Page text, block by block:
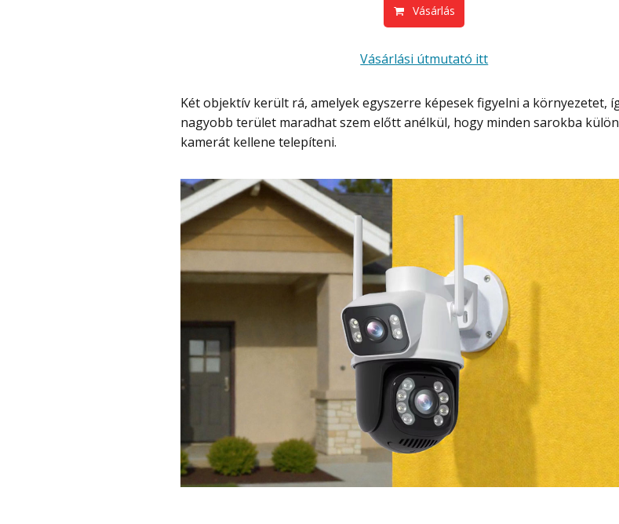
Vásárlás
Vásárlási útmutató itt
Két objektív került rá, amelyek egyszerre képesek figyelni a környezetet, így jóval
nagyobb terület maradhat szem előtt anélkül, hogy minden sarokba külön
kamerát kellene telepíteni.